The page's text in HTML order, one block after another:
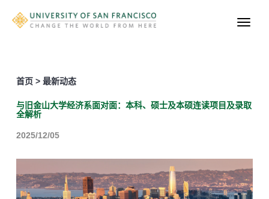
首页 > 最新动态
与旧金山大学经济系面对面：本科、硕士及本硕连读项目及录取
全解析
2025/12/05